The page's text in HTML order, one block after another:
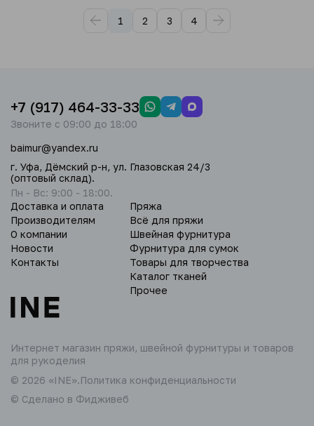
1 2 3 4
Интернет магазин пряжи, швейной фурнитуры и товаров
для рукоделия
© 2026 «INE».Политика конфиденциальности
© Сделано в Фидживеб
Доставка и оплата
Производителям
О компании
Новости
Контакты
Пряжа
Всё для пряжи
Швейная фурнитура
Фурнитура для сумок
Товары для творчества
Каталог тканей
Прочее
+7 (917) 464-33-33
Звоните с 09:00 до 18:00
baimur@yandex.ru
г. Уфа, Дёмский р-н, ул. Глазовская 24/3
(оптовый склад).
Пн - Вс: 9:00 - 18:00.